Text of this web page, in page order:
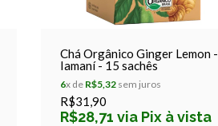
Chá Orgânico Ginger Lemon -
Iamaní - 15 sachês
6x de R$5,32 sem juros
R$31,90
R$28,71 via Pix à vista